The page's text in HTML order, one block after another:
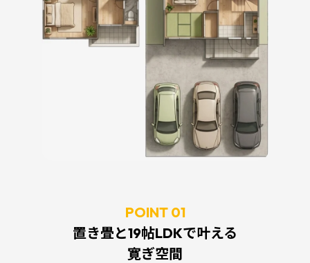
POINT 01
置き畳と19帖LDKで叶える
寛ぎ空間